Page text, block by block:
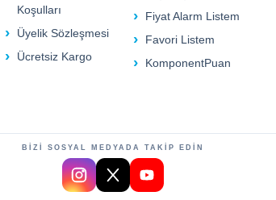
Koşulları
Üyelik Sözleşmesi
Ücretsiz Kargo
Fiyat Alarm Listem
Favori Listem
KomponentPuan
BİZİ SOSYAL MEDYADA TAKİP EDİN